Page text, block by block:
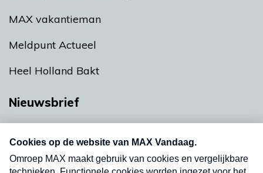
MAX vakantieman
Meldpunt Actueel
Heel Holland Bakt
Nieuwsbrief
nieuwsbrief. Elke vrijdag- en dinsdagochtend in
uw mailbox.